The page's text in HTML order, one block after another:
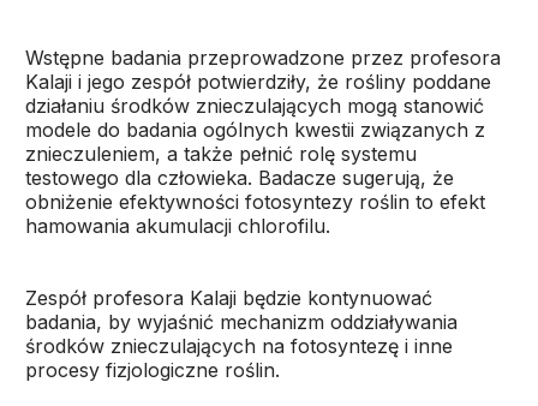
Wstępne badania przeprowadzone przez profesora
Kalaji i jego zespół potwierdziły, że rośliny poddane
działaniu środków znieczulających mogą stanowić
modele do badania ogólnych kwestii związanych z
znieczuleniem, a także pełnić rolę systemu
testowego dla człowieka. Badacze sugerują, że
obniżenie efektywności fotosyntezy roślin to efekt
hamowania akumulacji chlorofilu.
Zespół profesora Kalaji będzie kontynuować
badania, by wyjaśnić mechanizm oddziaływania
środków znieczulających na fotosyntezę i inne
procesy fizjologiczne roślin.